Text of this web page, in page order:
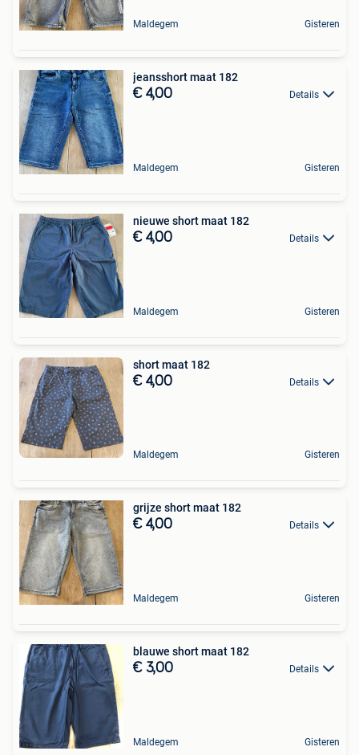
Maldegem Gisteren
jeansshort maat 182
€ 4,00 Details
Maldegem Gisteren
nieuwe short maat 182
€ 4,00 Details
Maldegem Gisteren
short maat 182
€ 4,00 Details
Maldegem Gisteren
grijze short maat 182
€ 4,00 Details
Maldegem Gisteren
blauwe short maat 182
€ 3,00 Details
Maldegem Gisteren